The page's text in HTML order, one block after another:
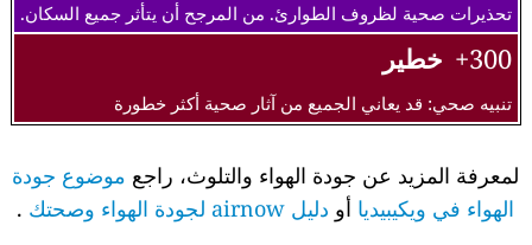
تحذيرات صحية لظروف الطوارئ. من المرجح أن يتأثر جميع السكان.
300+ خطير
تنبيه صحي: قد يعاني الجميع من آثار صحية أكثر خطورة
لمعرفة المزيد عن جودة الهواء والتلوث، راجع موضوع جودة
الهواء في ويكيبيدياأو دليل airnow لجودة الهواء وصحتك .